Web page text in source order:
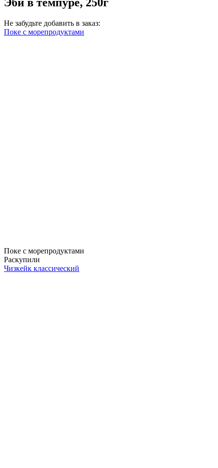
Не забудьте добавить в заказ:
Поке с морепродуктами
Поке с морепродуктами
Раскупили
Чизкейк классический